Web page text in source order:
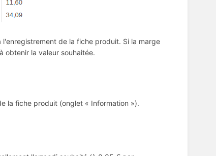
de la fiche produit. Si la marge
obtenir la valeur souhaitée.
la fiche produit (onglet « Information »).